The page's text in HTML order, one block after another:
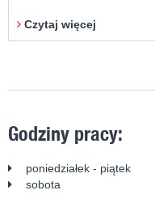
Czytaj więcej
Godziny pracy:
poniedziałek - piątek
sobota